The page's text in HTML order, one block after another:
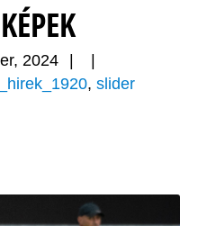
2024
, slider